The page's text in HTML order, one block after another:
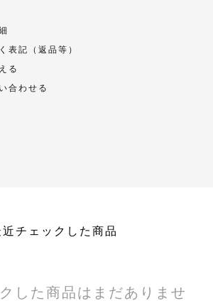
表記（返品等）
る
合わせる
近チェックした商品
した商品はまだありませ